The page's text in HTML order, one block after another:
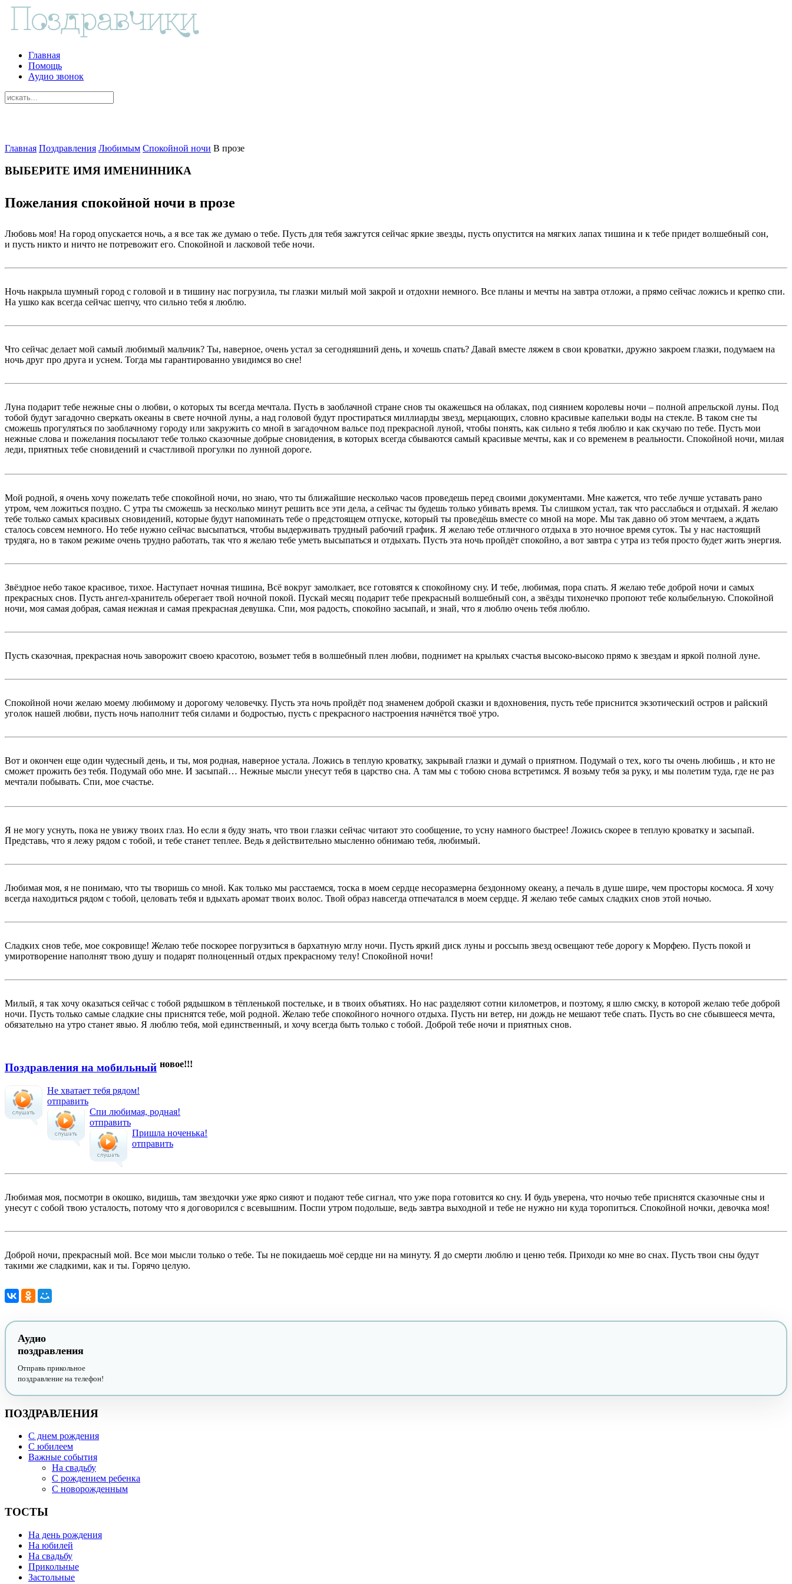
Главная
Помощь
Аудио звонок
Главная Поздравления Любимым Спокойной ночи В прозе
ВЫБЕРИТЕ ИМЯ ИМЕНИННИКА
Пожелания спокойной ночи в прозе
Любовь моя! На город опускается ночь, а я все так же думаю о тебе. Пусть для тебя зажгутся сейчас яркие звезды, пусть опустится на мягких лапах тишина и к тебе придет волшебный сон,
и пусть никто и ничто не потревожит его. Спокойной и ласковой тебе ночи.
Ночь накрыла шумный город с головой и в тишину нас погрузила, ты глазки милый мой закрой и отдохни немного. Все планы и мечты на завтра отложи, а прямо сейчас ложись и крепко спи.
На ушко как всегда сейчас шепчу, что сильно тебя я люблю.
Что сейчас делает мой самый любимый мальчик? Ты, наверное, очень устал за сегодняшний день, и хочешь спать? Давай вместе ляжем в свои кроватки, дружно закроем глазки, подумаем на
ночь друг про друга и уснем. Тогда мы гарантированно увидимся во сне!
Луна подарит тебе нежные сны о любви, о которых ты всегда мечтала. Пусть в заоблачной стране снов ты окажешься на облаках, под сиянием королевы ночи – полной апрельской луны. Под
тобой будут загадочно сверкать океаны в свете ночной луны, а над головой будут простираться миллиарды звезд, мерцающих, словно красивые капельки воды на стекле. В таком сне ты
сможешь прогуляться по заоблачному городу или закружить со мной в загадочном вальсе под прекрасной луной, чтобы понять, как сильно я тебя люблю и как скучаю по тебе. Пусть мои
нежные слова и пожелания посылают тебе только сказочные добрые сновидения, в которых всегда сбываются самый красивые мечты, как и со временем в реальности. Спокойной ночи, милая
леди, приятных тебе сновидений и счастливой прогулки по лунной дороге.
Мой родной, я очень хочу пожелать тебе спокойной ночи, но знаю, что ты ближайшие несколько часов проведешь перед своими документами. Мне кажется, что тебе лучше уставать рано
утром, чем ложиться поздно. С утра ты сможешь за несколько минут решить все эти дела, а сейчас ты будешь только убивать время. Ты слишком устал, так что расслабься и отдыхай. Я желаю
тебе только самых красивых сновидений, которые будут напоминать тебе о предстоящем отпуске, который ты проведёшь вместе со мной на море. Мы так давно об этом мечтаем, а ждать
сталось совсем немного. Но тебе нужно сейчас высыпаться, чтобы выдерживать трудный рабочий график. Я желаю тебе отличного отдыха в это ночное время суток. Ты у нас настоящий
трудяга, но в таком режиме очень трудно работать, так что я желаю тебе уметь высыпаться и отдыхать. Пусть эта ночь пройдёт спокойно, а вот завтра с утра из тебя просто будет жить энергия.
Звёздное небо такое красивое, тихое. Наступает ночная тишина, Всё вокруг замолкает, все готовятся к спокойному сну. И тебе, любимая, пора спать. Я желаю тебе доброй ночи и самых
прекрасных снов. Пусть ангел-хранитель оберегает твой ночной покой. Пускай месяц подарит тебе прекрасный волшебный сон, а звёзды тихонечко пропоют тебе колыбельную. Спокойной
ночи, моя самая добрая, самая нежная и самая прекрасная девушка. Спи, моя радость, спокойно засыпай, и знай, что я люблю очень тебя люблю.
Пусть сказочная, прекрасная ночь заворожит своею красотою, возьмет тебя в волшебный плен любви, поднимет на крыльях счастья высоко-высоко прямо к звездам и яркой полной луне.
Спокойной ночи желаю моему любимому и дорогому человечку. Пусть эта ночь пройдёт под знаменем доброй сказки и вдохновения, пусть тебе приснится экзотический остров и райский
уголок нашей любви, пусть ночь наполнит тебя силами и бодростью, пусть с прекрасного настроения начнётся твоё утро.
Вот и окончен еще один чудесный день, и ты, моя родная, наверное устала. Ложись в теплую кроватку, закрывай глазки и думай о приятном. Подумай о тех, кого ты очень любишь , и кто не
сможет прожить без тебя. Подумай обо мне. И засыпай… Нежные мысли унесут тебя в царство сна. А там мы с тобою снова встретимся. Я возьму тебя за руку, и мы полетим туда, где не раз
мечтали побывать. Спи, мое счастье.
Я не могу уснуть, пока не увижу твоих глаз. Но если я буду знать, что твои глазки сейчас читают это сообщение, то усну намного быстрее! Ложись скорее в теплую кроватку и засыпай.
Представь, что я лежу рядом с тобой, и тебе станет теплее. Ведь я действительно мысленно обнимаю тебя, любимый.
Любимая моя, я не понимаю, что ты творишь со мной. Как только мы расстаемся, тоска в моем сердце несоразмерна бездонному океану, а печаль в душе шире, чем просторы космоса. Я хочу
всегда находиться рядом с тобой, целовать тебя и вдыхать аромат твоих волос. Твой образ навсегда отпечатался в моем сердце. Я желаю тебе самых сладких снов этой ночью.
Сладких снов тебе, мое сокровище! Желаю тебе поскорее погрузиться в бархатную мглу ночи. Пусть яркий диск луны и россыпь звезд освещают тебе дорогу к Морфею. Пусть покой и
умиротворение наполнят твою душу и подарят полноценный отдых прекрасному телу! Спокойной ночи!
Милый, я так хочу оказаться сейчас с тобой рядышком в тёпленькой постельке, и в твоих объятиях. Но нас разделяют сотни километров, и поэтому, я шлю смску, в которой желаю тебе доброй
ночи. Пусть только самые сладкие сны приснятся тебе, мой родной. Желаю тебе спокойного ночного отдыха. Пусть ни ветер, ни дождь не мешают тебе спать. Пусть во сне сбывшееся мечта,
обязательно на утро станет явью. Я люблю тебя, мой единственный, и хочу всегда быть только с тобой. Доброй тебе ночи и приятных снов.
Поздравления на мобильный новое!!!
Не хватает тебя рядом!
отправить
Спи любимая, родная!
отправить
Пришла ноченька!
отправить
Любимая моя, посмотри в окошко, видишь, там звездочки уже ярко сияют и подают тебе сигнал, что уже пора готовится ко сну. И будь уверена, что ночью тебе приснятся сказочные сны и
унесут с собой твою усталость, потому что я договорился с всевышним. Поспи утром подольше, ведь завтра выходной и тебе не нужно ни куда торопиться. Спокойной ночки, девочка моя!
Доброй ночи, прекрасный мой. Все мои мысли только о тебе. Ты не покидаешь моё сердце ни на минуту. Я до смерти люблю и ценю тебя. Приходи ко мне во снах. Пусть твои сны будут
такими же сладкими, как и ты. Горячо целую.
Аудио
поздравления
Отправь прикольное
поздравление на телефон!
ПОЗДРАВЛЕНИЯ
С днем рождения
С юбилеем
Важные события
На свадьбу
С рождением ребенка
С новорожденным
ТОСТЫ
На день рождения
На юбилей
На свадьбу
Прикольные
Застольные